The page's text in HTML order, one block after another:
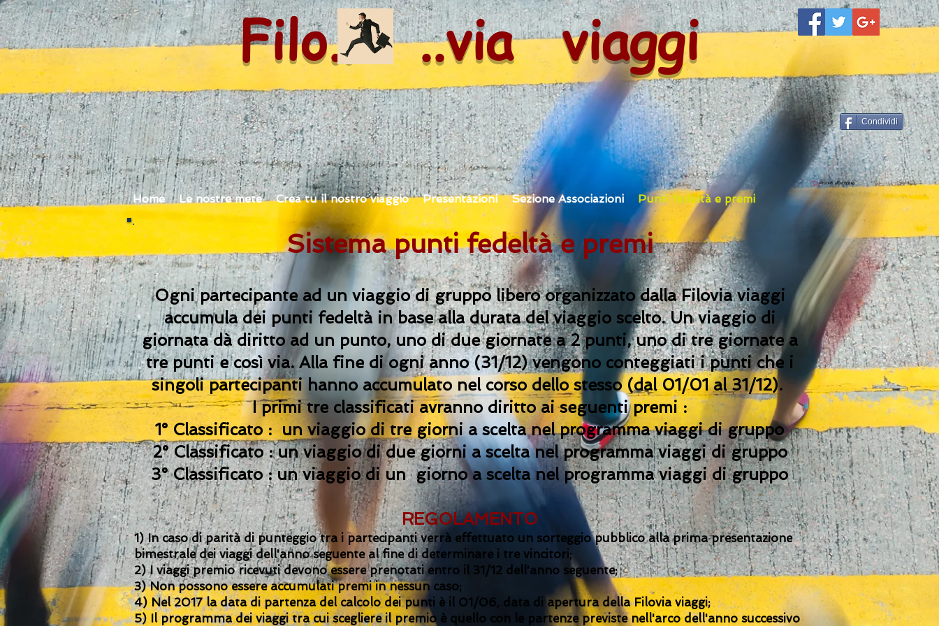
Filo.. ..via viaggi
Condividi
Sistema punti fedeltà e premi
Ogni partecipante ad un viaggio di gruppo libero organizzato dalla Filovia viaggi
accumula dei punti fedeltà in base alla durata del viaggio scelto. Un viaggio di
giornata dà diritto ad un punto, uno di due giornate a 2 punti, uno di tre giornate a
tre punti e così via. Alla fine di ogni anno (31/12) vengono conteggiati i punti che i
singoli partecipanti hanno accumulato nel corso dello stesso (dal 01/01 al 31/12).
I primi tre classificati avranno diritto ai seguenti premi :
1° Classificato : un viaggio di tre giorni a scelta nel programma viaggi di gruppo
2° Classificato : un viaggio di due giorni a scelta nel programma viaggi di gruppo
3° Classificato :un viaggio di ungiorno a scelta nel programma viaggi di gruppo
REGOLAMENTO
1) In caso di parità di punteggio tra i partecipanti verrà effettuato un sorteggio pubblico alla prima presentazione
bimestrale dei viaggi dell'anno seguente al fine di determinare i tre vincitori;
2) I viaggi premio ricevuti devono essere prenotati entro il 31/12 dell'anno seguente;
3) Non possono essere accumulati premi in nessun caso;
4) Nel 2017 la data di partenza del calcolo dei punti è il 01/06, data di apertura della Filovia viaggi;
5) Il programma dei viaggi tra cui scegliere il premio è quello con le partenze previste nell'arco dell'anno successivo
Home Le nostre mete Crea tu il nostro viaggio Presentazioni Sezione Associazioni Punti fedeltà e premi
Procedi all'acquisto